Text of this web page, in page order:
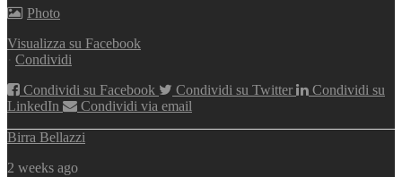
Photo
Visualizza su Facebook
Condividi
Condividi su Facebook
Condividi su Twitter
Condividi su
LinkedIn
Condividi via email
Birra Bellazzi
2 weeks ago